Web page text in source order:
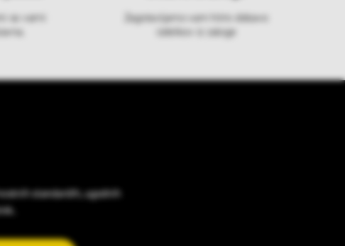
so varni
Zagotavljamo vam hitro dobavo
izdelkov iz zaloge
standardih, ugodnih